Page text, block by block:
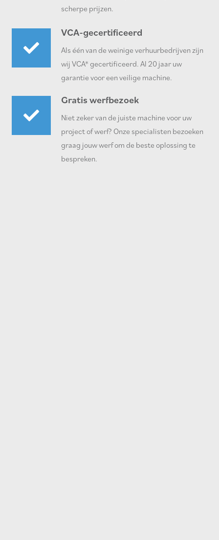
scherpe prijzen.
VCA-gecertificeerd
Als één van de weinige verhuurbedrijven zijn
wij VCA* gecertificeerd. Al 20 jaar uw
garantie voor een veilige machine.
Gratis werfbezoek
Niet zeker van de juiste machine voor uw
project of werf? Onze specialisten bezoeken
graag jouw werf om de beste oplossing te
bespreken.